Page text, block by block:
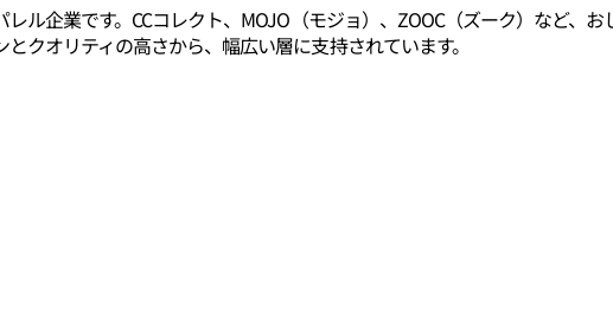
ル企業です。CCコレクト、MOJO（モジョ）、ZOOC（ズーク）など、
クオリティの高さから、幅広い層に支持されています。